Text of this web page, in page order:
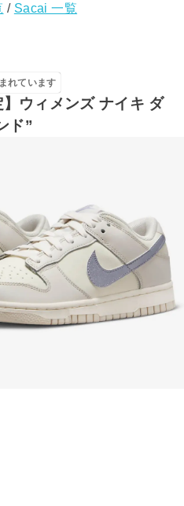
/ Sacai 一覧
れています
】ウィメンズ ナイキ ダ
ド”